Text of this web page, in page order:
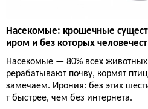
Насекомые: крошечные
иром и без которых
Насекомые — 80% всех
рерабатывают почву, кормят
замечаем. Ирония: без этих
т быстрее, чем без интернета.